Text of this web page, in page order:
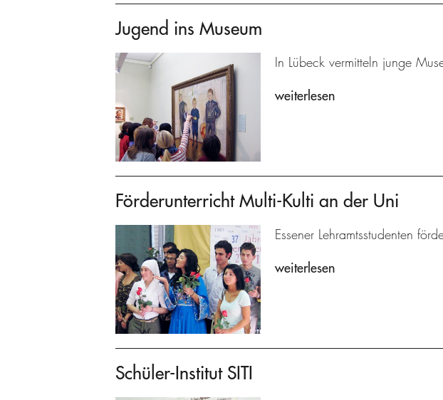
Jugend ins Museum
In Lübeck vermitteln junge
weiterlesen
Förderunterricht Multi-Kulti an der Uni
Essener Lehramtsstudenten
weiterlesen
Schüler-Institut SITI